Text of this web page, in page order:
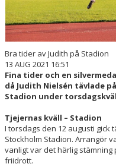
Bra tider av Judith på Stadion
13 AUG 2021 16:51
Fina tider och en
då Judith Nielsén tävlade
Stadion under
Tjejernas kväll – Stadion
I torsdags den 12 augusti gick
Stockholm Stadion. Arrangör
vanligt var det härlig
friidrott.